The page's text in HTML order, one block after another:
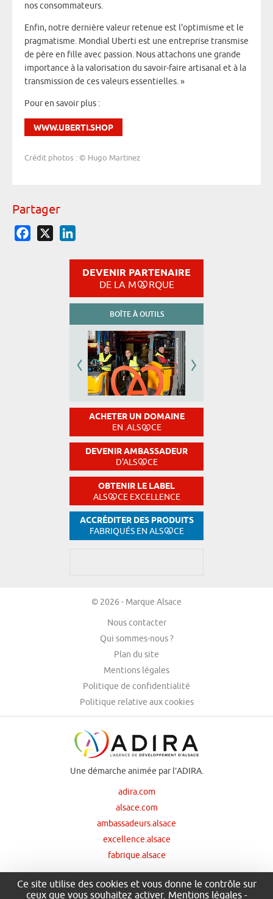
nos consommateurs.
Enfin, notre dernière valeur retenue est l'optimisme et le
pragmatisme. Mondial Uberti est une entreprise transmise
de père en fille avec passion. Nous attachons une grande
importance à la valorisation du savoir-faire artisanal et à la
transmission de ces valeurs essentielles. »
Pour en savoir plus :
WWW.UBERTI.SHOP
Crédit photos : © Hugo Martinez
Partager
Facebook
DEVENIR PARTENAIRE
DE LA M RQUE
BOÎTE À OUTILS
ACHETER UN DOMAINE
EN .ALS CE
DEVENIR AMBASSADEUR
D'ALS CE
OBTENIR LE LABEL
ALS CE EXCELLENCE
ACCRÉDITER DES PRODUITS
FABRIQUÉS EN ALS CE
© 2026 - Marque Alsace
Nous contacter
Qui sommes-nous ?
Plan du site
Mentions légales
Politique de confidentialité
Politique relative aux cookies
Une démarche animée par l’ADIRA.
adira.com
alsace.com
ambassadeurs.alsace
excellence.alsace
fabrique.alsace
Ce site utilise des cookies et vous donne le contrôle sur
ceux que vous souhaitez activer. Mentions légales-